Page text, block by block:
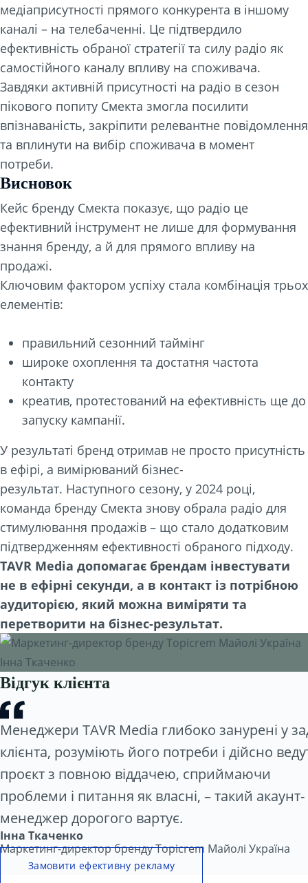
медіаприсутності прямого конкурента в іншому
каналі – на телебаченні. Це підтвердило
ефективність обраної стратегії та силу радіо як
самостійного каналу впливу на споживача.
Завдяки активній присутності на радіо в сезон
пікового попиту Смекта змогла посилити
впізнаваність, закріпити релевантне повідомлення
та вплинути на вибір споживача в момент
потреби.
Висновок
Кейс бренду Смекта показує, що радіо це
ефективний інструмент не лише для формування
знання бренду, а й для прямого впливу на
продажі.
Ключовим фактором успіху стала комбінація трьох
елементів:
правильний сезонний таймінг
широке охоплення та достатня частота
контакту
креатив, протестований на ефективність ще до
запуску кампанії.
У результаті бренд отримав не просто присутність
в ефірі, а вимірюваний бізнес-
результат. Наступного сезону, у 2024 році,
команда бренду Смекта знову обрала радіо для
стимулювання продажів – що стало додатковим
підтвердженням ефективності обраного підходу.
TAVR Media допомагає брендам інвестувати
не в ефірні секунди, а в контакт із потрібною
аудиторією, який можна виміряти та
перетворити на бізнес-результат.
Відгук клієнта
Менеджери TAVR Media глибоко занурені у
клієнта, розуміють його потреби і дійсно
проєкт з повною віддачею, сприймаючи
проблеми і питання як власні, – такий акаунт-
менеджер дорогого вартує.
Інна Ткаченко
Маркетинг-директор бренду Topicrem Майолі Україна
Замовити ефективну рекламу